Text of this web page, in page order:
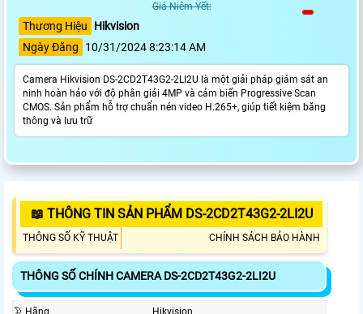
Giá Niêm Yết:
Thương Hiệu
Hikvision
Ngày Đăng
10/31/2024 8:23:14 AM
Camera Hikvision DS-2CD2T43G2-2LI2U là một giải pháp giám sát an
ninh hoàn hảo với độ phân giải 4MP và cảm biến Progressive Scan
CMOS. Sản phẩm hỗ trợ chuẩn nén video H.265+, giúp tiết kiệm băng
thông và lưu trữ
📖 THÔNG TIN SẢN PHẨM DS-2CD2T43G2-2LI2U
THÔNG SỐ KỸ THUẬT CHÍNH SÁCH BẢO HÀNH
THÔNG SỐ CHÍNH CAMERA DS-2CD2T43G2-2LI2U
🌛 Hãng
Hikvision